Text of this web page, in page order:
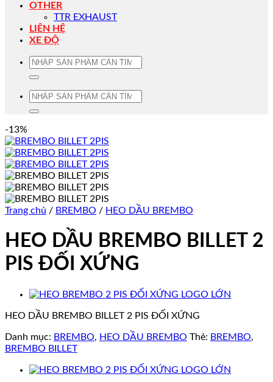
OTHER
TTR EXHAUST
LIÊN HỆ
XE ĐỘ
Tìm
Tìm
-13%
Trang chủ / BREMBO / HEO DẦU BREMBO
HEO DẦU BREMBO BILLET 2
PIS ĐỐI XỨNG
HEO DẦU BREMBO BILLET 2 PIS ĐỐI XỨNG
Danh mục: BREMBO, HEO DẦU BREMBO Thẻ: BREMBO,
BREMBO BILLET